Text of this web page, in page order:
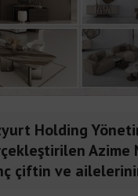
Holding
Azime
çiftin ve